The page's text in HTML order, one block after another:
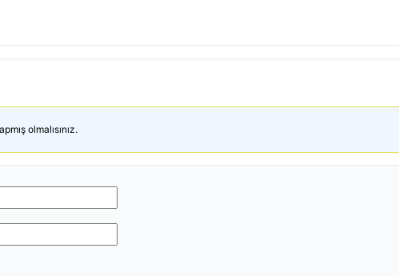
olmalısınız.